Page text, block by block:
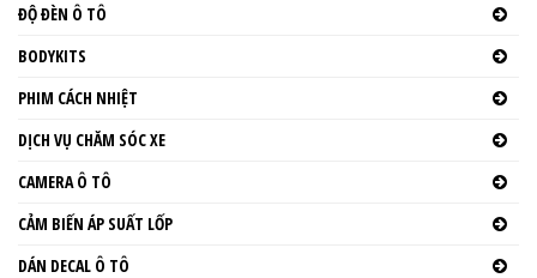
ĐỘ ĐÈN Ô TÔ
BODYKITS
PHIM CÁCH NHIỆT
DỊCH VỤ CHĂM SÓC XE
CAMERA Ô TÔ
CẢM BIẾN ÁP SUẤT LỐP
DÁN DECAL Ô TÔ